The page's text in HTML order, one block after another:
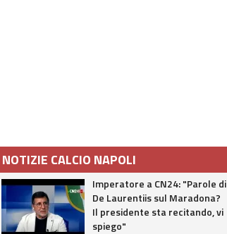
NOTIZIE CALCIO NAPOLI
Imperatore a CN24: "Parole di
De Laurentiis sul Maradona?
Il presidente sta recitando, vi
spiego"